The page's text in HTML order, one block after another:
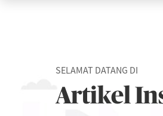
SELAMAT DATANG DI
Artikel